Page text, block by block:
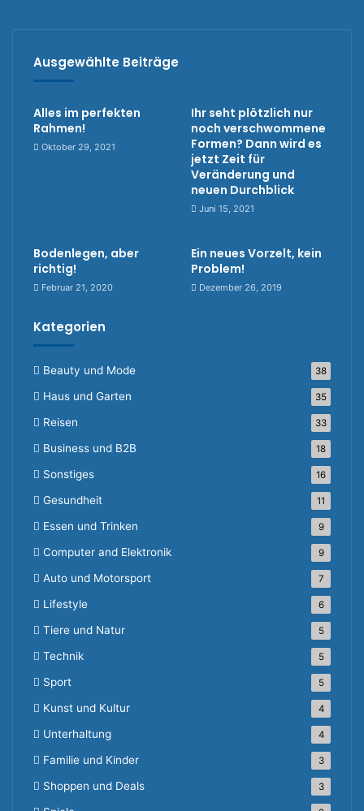
Ausgewählte Beiträge
Alles im perfekten
Rahmen!
Oktober 29, 2021
Ihr seht plötzlich nur
noch verschwommene
Formen? Dann wird es
jetzt Zeit für
Veränderung und
neuen Durchblick
Juni 15, 2021
Bodenlegen, aber
richtig!
Februar 21, 2020
Ein neues Vorzelt, kein
Problem!
Dezember 26, 2019
Kategorien
Beauty und Mode 38
Haus und Garten 35
Reisen 33
Business und B2B 18
Sonstiges 16
Gesundheit 11
Essen und Trinken 9
Computer and Elektronik 9
Auto und Motorsport 7
Lifestyle 6
Tiere und Natur 5
Technik 5
Sport 5
Kunst und Kultur 4
Unterhaltung 4
Familie und Kinder 3
Shoppen und Deals 3